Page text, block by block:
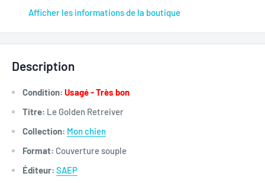
Afficher les informations de la boutique
Description
Condition: Usagé - Très bon
Titre: Le Golden Retreiver
Collection: Mon chien
Format: Couverture souple
Éditeur: SAEP